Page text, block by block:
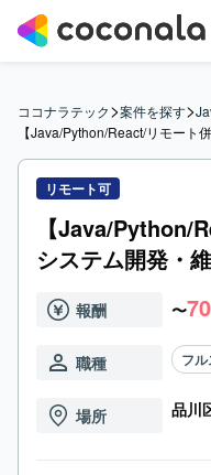
ココナラテック>案件を探す>
【Java/Python/React/リモート
リモート可
【Java/Python/
システム開発・
報酬 〜
職種 フ
場所 品川